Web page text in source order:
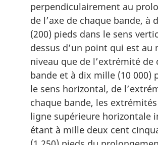
perpendiculairement au
de l’axe de chaque bande, à
(200) pieds dans le sens
dessus d’un point qui est au
niveau que de l’extrémité de
bande et à dix mille (10 000)
le sens horizontal, de
chaque bande, les
ligne supérieure horizontale
étant à mille deux cent